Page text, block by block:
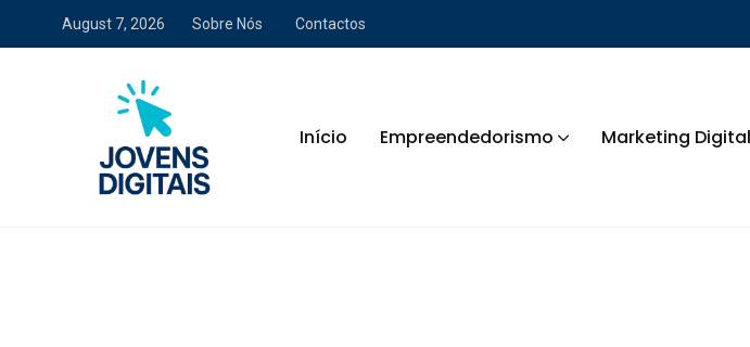
August 7, 2026 Sobre Nós Contactos
Início Empreendedorismo Marketing Digital